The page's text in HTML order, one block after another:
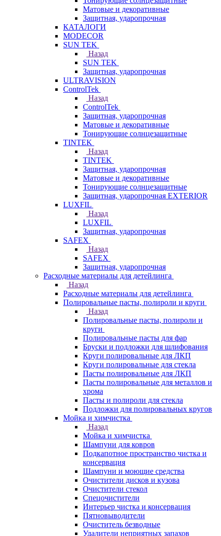
Матовые и декоративные
Защитная, ударопрочная
КАТАЛОГИ
MODECOR
SUN TEK
Назад
SUN TEK
Защитная, ударопрочная
ULTRAVISION
ControlTek
Назад
ControlTek
Защитная, ударопрочная
Матовые и декоративные
Тонирующие солнцезащитные
TINTEK
Назад
TINTEK
Защитная, ударопрочная
Матовые и декоративные
Тонирующие солнцезащитные
Защитная, ударопрочная EXTERIOR
LUXFIL
Назад
LUXFIL
Защитная, ударопрочная
SAFEX
Назад
SAFEX
Защитная, ударопрочная
Расходные материалы для детейлинга
Назад
Расходные материалы для детейлинга
Полировальные пасты, полироли и круги
Назад
Полировальные пасты, полироли и
круги
Полировальные пасты для фар
Бруски и подложки для шлифования
Круги полировальные для ЛКП
Круги полировальные для стекла
Пасты полировальные для ЛКП
Пасты полировальные для металлов и
хрома
Пасты и полироли для стекла
Подложки для полировальных кругов
Мойка и химчистка
Назад
Мойка и химчистка
Шампуни для ковров
Подкапотное пространство чистка и
консервация
Шампуни и моющие средства
Очистители дисков и кузова
Очистители стекол
Спецочистители
Интерьер чистка и консервация
Пятновыводители
Очиститель безводные
Удалители неприятных запахов